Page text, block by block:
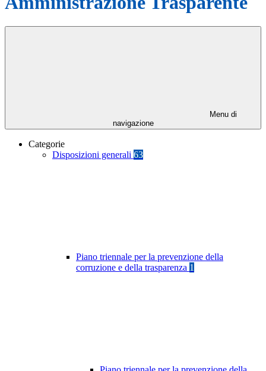
Menu di
navigazione
Categorie
Disposizioni generali 63
Piano triennale per la prevenzione della
corruzione e della trasparenza 1